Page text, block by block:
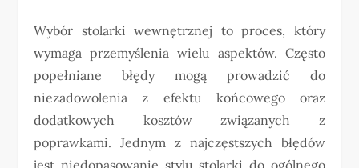
Wybór stolarki wewnętrznej to proces, który
wymaga przemyślenia wielu aspektów. Często
popełniane błędy mogą prowadzić do
niezadowolenia z efektu końcowego oraz
dodatkowych kosztów związanych z
poprawkami. Jednym z najczęstszych błędów
jest niedopasowanie stylu stolarki do ogólnego